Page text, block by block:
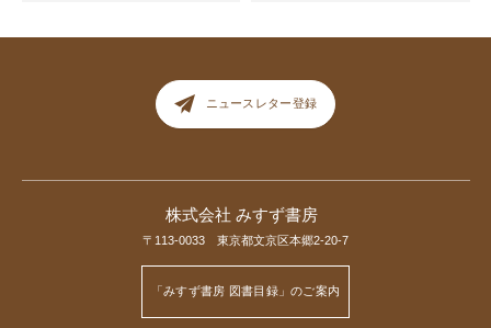
ニュースレター登録
株式会社 みすず書房
〒113-0033 東京都文京区本郷2-20-7
「みすず書房 図書目録」のご案内